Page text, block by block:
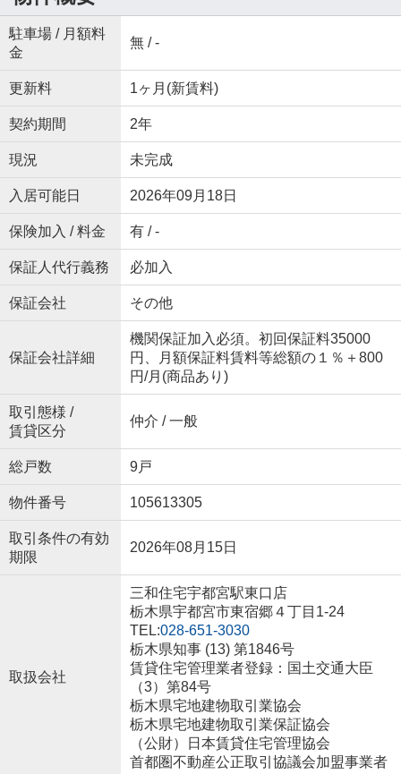
駐車場 / 月額料
金
無 / -
更新料 1ヶ月(新賃料)
契約期間 2年
現況 未完成
入居可能日 2026年09月18日
保険加入 / 料金 有 / -
保証人代行義務 必加入
保証会社 その他
保証会社詳細
機関保証加入必須。初回保証料35000
円、月額保証料賃料等総額の１％＋800
円/月(商品あり)
取引態様 /
賃貸区分
仲介 / 一般
総戸数 9戸
物件番号 105613305
取引条件の有効
期限
2026年08月15日
取扱会社
三和住宅宇都宮駅東口店
栃木県宇都宮市東宿郷４丁目1-24
TEL:028-651-3030
栃木県知事 (13) 第1846号
賃貸住宅管理業者登録：国土交通大臣
（3）第84号
栃木県宅地建物取引業協会
栃木県宅地建物取引業保証協会
（公財）日本賃貸住宅管理協会
首都圏不動産公正取引協議会加盟事業者